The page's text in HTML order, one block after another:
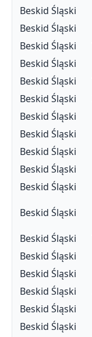
Beskid Śląski
Beskid Śląski
Beskid Śląski
Beskid Śląski
Beskid Śląski
Beskid Śląski
Beskid Śląski
Beskid Śląski
Beskid Śląski
Beskid Śląski
Beskid Śląski
Beskid Śląski
Beskid Śląski
Beskid Śląski
Beskid Śląski
Beskid Śląski
Beskid Śląski
Beskid Śląski